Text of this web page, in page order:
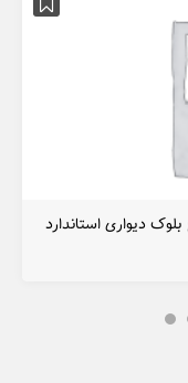
دیواری استاندارد